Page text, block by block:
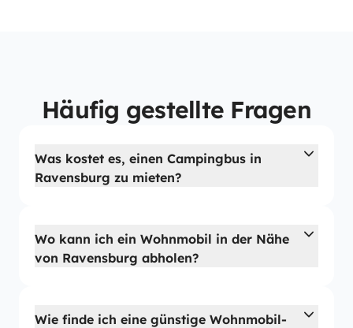
Häufig gestellte Fragen
Was kostet es, einen Campingbus in
Ravensburg zu mieten?
Wo kann ich ein Wohnmobil in der Nähe
von Ravensburg abholen?
Wie finde ich eine günstige Wohnmobil-